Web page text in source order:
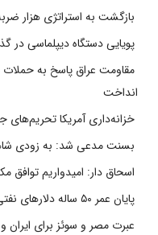
بازگشت به استراتژی هزار
پویایی دستگاه دیپلماسی در
مقاومت عراق پاسخ به حملات
انداخت
خزانه‌داری آمریکا تحریم‌های
بسنت مدعی شد: به زودی
اسحاق دار: امیدواریم توافق
پایان عمر ۵۰ ساله دلارهای نفتی به دست ایران
عبرت مصر و سوئز برای ایران